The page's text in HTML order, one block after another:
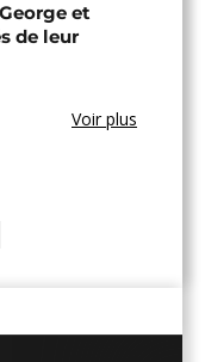
et
de leur
Voir plus